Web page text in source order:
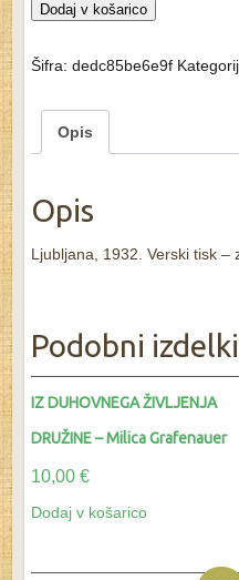
NAŠI
količina
Dodaj v košarico
Šifra: dedc85be6e9f
Opis
Opis
Ljubljana, 1932. Verski tisk –
Podobni izdelki
IZ DUHOVNEGA ŽIVLJENJA
DRUŽINE – Milica Grafenauer
10,00 €
Dodaj v košarico